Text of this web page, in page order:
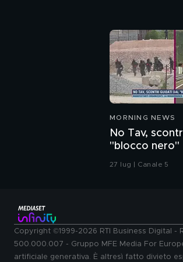
MORNING NEWS
No Tav,
"blocco nero"
27 lug | Canale 5
Copyright ©1999-2026 RTI Business Digital -
500.000.007 - Gruppo MFE Media For
artificiale generativa. È altresì fatto divieto